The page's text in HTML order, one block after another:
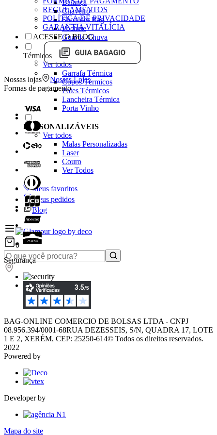
Balança
Chaveiro
Shoulder Bag
Pochete
Guarda-Chuva
Térmicos
Ver todos
Garrafa Térmica
Copos Térmicos
Potes Térmicos
Lancheira Térmica
Porta Vinho
PERSONALIZÁVEIS
Ver todos
Malas Personalizadas
Laser
Couro
Ver Todos
Meus favoritos
Meus pedidos
Blog
0
REGULAMENTOS
POLÍTICA DE PRIVACIDADE
GARANTIA VITALÍCIA
ACESSE O BLOG
Nossas lojas
Nossas Lojas
Formas de pagamento
Segurança
BAG-ONLINE COMERCIO DE BOLSAS LTDA - CNPJ
08.956.394/0001-68RUA DEZESSEIS, S/N, QUADRA 17, LOTE
1 E 2, XERÉM, CEP: 25250-614© Todos os direitos reservados.
2022
Powered by
Developer by
Mapa do site